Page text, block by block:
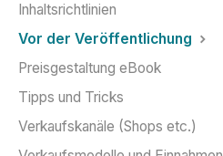
Inhaltsrichtlinien
Vor der Veröffentlichung
Preisgestaltung eBook
Tipps und Tricks
Verkaufskanäle (Shops etc.)